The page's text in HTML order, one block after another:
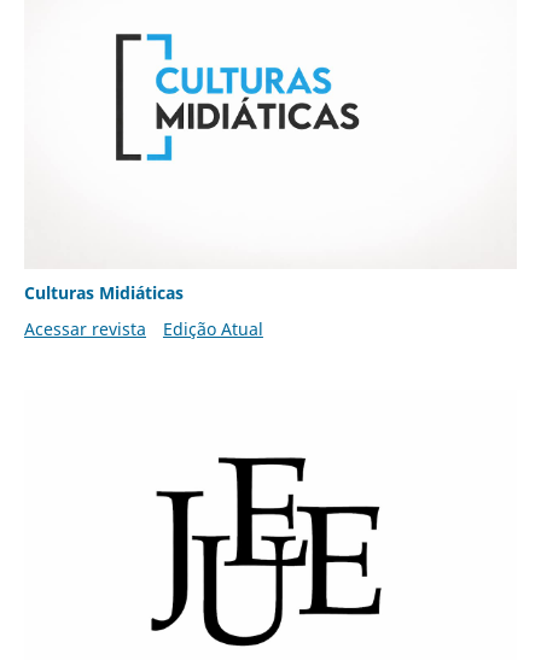
Culturas Midiáticas
Acessar revista
Edição Atual